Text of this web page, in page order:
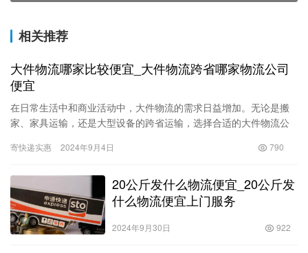
相关推荐
大件物流哪家比较便宜_大件物流跨省哪家物流公司
便宜
在日常生活中和商业活动中，大件物流的需求日益增加。无论是搬
家、家具运输，还是大型设备的跨省运输，选择合适的大件物流公
格合理…
寄快递实惠 2024年9月4日 790
20公斤发什么物流便宜_20公斤发
什么物流便宜上门服务
2024年9月30日 922